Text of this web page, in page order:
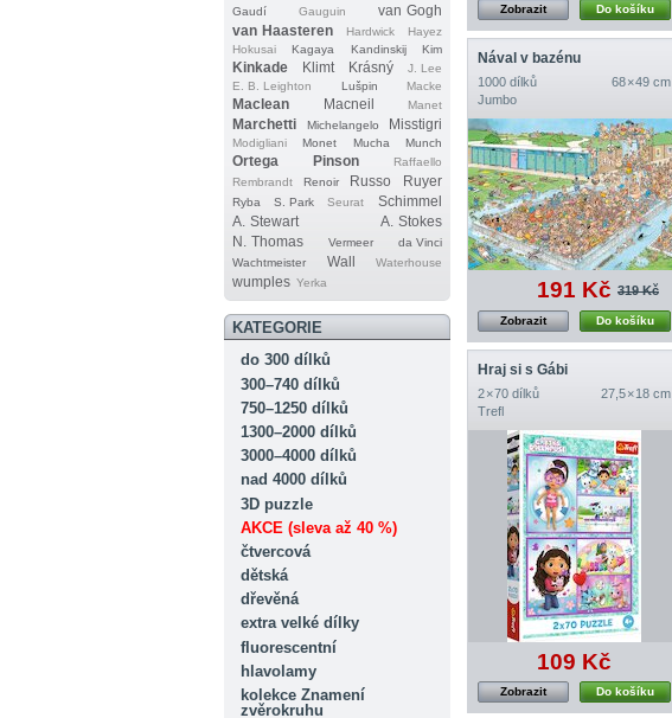
Gaudí
Gauguin
van Gogh
van Haasteren
Hardwick
Hayez
Hokusai
Kagaya Kandinskij Kim
Kinkade Klimt Krásný
J. Lee
E. B. Leighton
Lušpin Macke
Maclean Macneil Manet
Marchetti Michelangelo Misstigri
Modigliani Monet Mucha Munch
Ortega Pinson
Raffaello
Rembrandt
Renoir Russo Ruyer
Ryba S. Park Seurat
Schimmel
A. Stewart
A. Stokes
N. Thomas
Vermeer
da Vinci
Wachtmeister
Wall Waterhouse
wumples Yerka
KATEGORIE
do 300 dílků
300–740 dílků
750–1250 dílků
1300–2000 dílků
3000–4000 dílků
nad 4000 dílků
3D puzzle
AKCE (sleva až 40 %)
čtvercová
dětská
dřevěná
extra velké dílky
fluorescentní
hlavolamy
kolekce Znamení
zvěrokruhu
Do košíku
Zobrazit
Nával v bazénu
1000 dílků
68 × 49 cm
Jumbo
191 Kč 319 Kč
Do košíku
Zobrazit
Hraj si s Gábi
2 × 70 dílků
27,5 × 18 cm
Trefl
109 Kč
Do košíku
Zobrazit